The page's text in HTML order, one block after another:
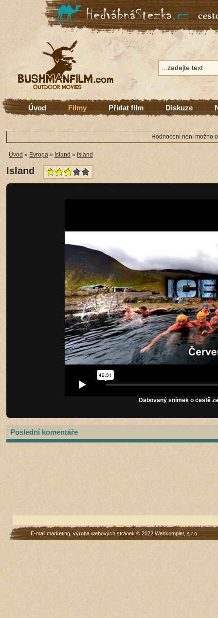
Úvod Filmy Přidat film Diskuze
Hodnocení není možno
Úvod » Evropa » Island » Island
Island
Dabovaný snímek o cestě
Poslední komentáře
E-mail marketing výroba webových stránek © 2022 Webkomplet, s.r.o.